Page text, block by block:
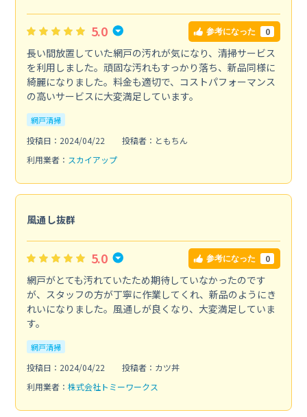
5.0 参考になった 0
長い間放置していた網戸の汚れが気になり、清掃サービス
を利用しました。頑固な汚れもすっかり落ち、新品同様に
綺麗になりました。料金も適切で、コストパフォーマンス
の高いサービスに大変満足しています。
網戸清掃
投稿日：2024/04/22
投稿者：ともちん
利用業者： スカイアップ
風通し抜群
5.0 参考になった 0
網戸がとても汚れていたため期待していなかったのです
が、スタッフの方が丁寧に作業してくれ、新品のようにき
れいになりました。風通しが良くなり、大変満足していま
す。
網戸清掃
投稿日：2024/04/22
投稿者：カツ丼
利用業者： 株式会社トミーワークス